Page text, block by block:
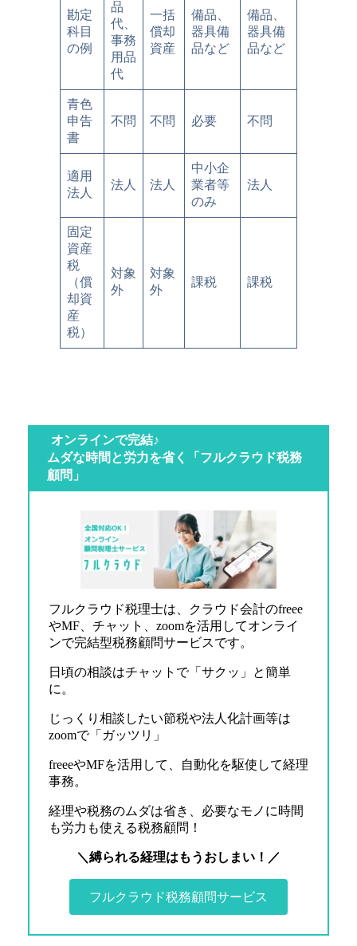
勘定
科目
の例
品
代、
事務
用品
代
一括
償却
資産
備品、
器具備
品など
備品、
器具備
品など
青色
申告
書
不問 不問 必要 不問
適用
法人
法人 法人
中小企
業者等
のみ
法人
固定
資産
税
（償
却資
産
税）
対象
外
対象
外
課税 課税
オンラインで完結♪
ムダな時間と労力を省く「フルクラウド税務
顧問」
フルクラウド税理士は、クラウド会計のfreee
やMF、チャット、zoomを活用してオンライ
ンで完結型税務顧問サービスです。
日頃の相談はチャットで「サクッ」と簡単
に。
じっくり相談したい節税や法人化計画等は
zoomで「ガッツリ」
freeeやMFを活用して、自動化を駆使して経理
事務。
経理や税務のムダは省き、必要なモノに時間
も労力も使える税務顧問！
＼縛られる経理はもうおしまい！／
フルクラウド税務顧問サービス